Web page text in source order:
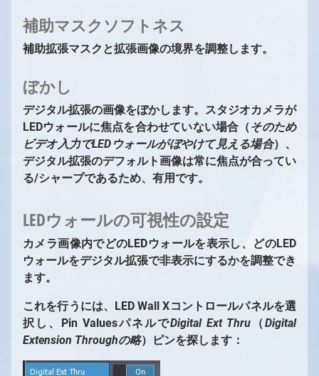
補助マスクソフトネス
補助拡張マスクと拡張画像の境界を調整します。
ぼかし
デジタル拡張の画像をぼかします。スタジオカメラが
LEDウォールに焦点を合わせていない場合（そのため
ビデオ入力でLEDウォールがぼやけて見える場合）、
デジタル拡張のデフォルト画像は常に焦点が合ってい
る/シャープであるため、有用です。
LEDウォールの可視性の設定
カメラ画像内でどのLEDウォールを表示し、どのLED
ウォールをデジタル拡張で非表示にするかを調整でき
ます。
これを行うには、LED Wall Xコントロールパネルを選
択し、Pin ValuesパネルでDigital Ext Thru（Digital
Extension Throughの略）ピンを探します：